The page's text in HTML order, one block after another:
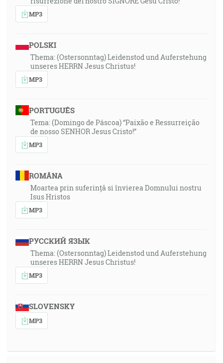
MP3
POLSKI
Thema: (Ostersonntag) Leidenstod und Auferstehung
unseres HERRN Jesus Christus!
MP3
PORTUGUÊS
Tema: (Domingo de Páscoa) “Paixão e Ressurreição
de nosso SENHOR Jesus Cristo!”
MP3
ROMÂNA
Moartea prin suferință si învierea Domnului nostru
Isus Hristos
MP3
РУССКИЙ ЯЗЫК
Thema: (Ostersonntag) Leidenstod und Auferstehung
unseres HERRN Jesus Christus!
MP3
SLOVENSKY
MP3